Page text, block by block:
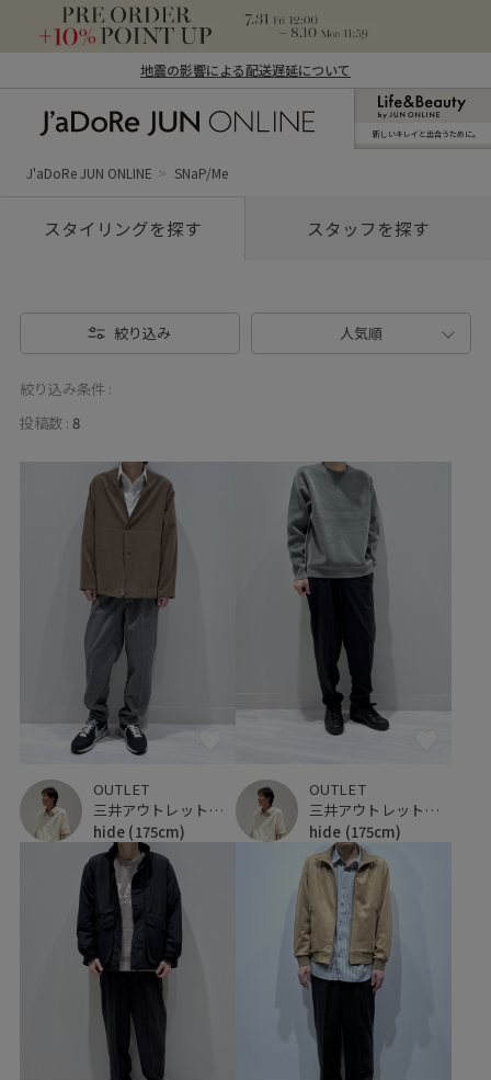
地震の影響による配送遅延について
ン オンライン）
新しいキレイと出合うために。
J'aDoRe JUN ONLINE SNaP/Me
スタイリングを探す スタッフを探す
絞り込み 人気順
絞り込み条件 :
投稿数 : 8
OUTLET
三井アウトレットパーク 仙台港
hide (175cm)
OUTLET
三井アウトレットパーク 仙台港
hide (175cm)